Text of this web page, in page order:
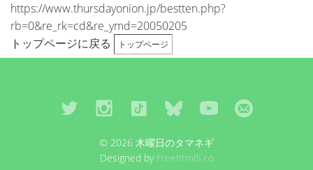
https://www.thursdayonion.jp/bestten.php?
rb=0&re_rk=cd&re_ymd=20050205
トップページに戻る
トップページ
© 2026 木曜日のタマネギ
Designed by Freehtml5.co